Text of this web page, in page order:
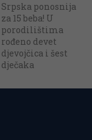
Srpska ponosnija
za 15 beba! U
porodilištima
rođeno devet
djevojčica i šest
dječaka